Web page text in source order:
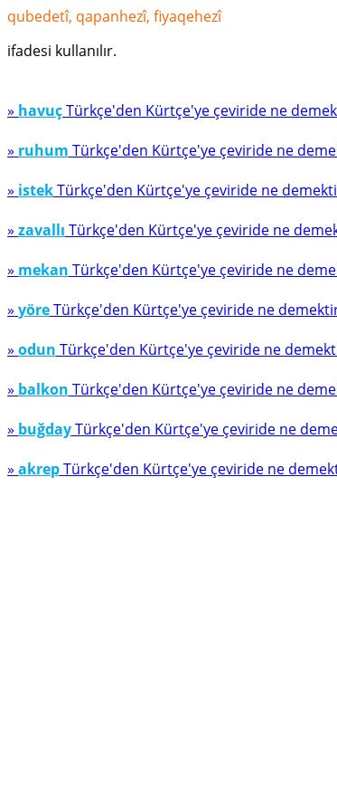
qubedetî, qapanhezî, fiyaqehezî
ifadesi kullanılır.
» havuçTürkçe'den Kürtçe'ye çeviride ne
» ruhum Türkçe'den Kürtçe'ye çeviride ne
» istekTürkçe'den Kürtçe'ye çeviride ne
» zavallı Türkçe'den Kürtçe'ye çeviride ne
» mekan Türkçe'den Kürtçe'ye çeviride ne
» yöreTürkçe'den Kürtçe'ye çeviride ne
» odun Türkçe'den Kürtçe'ye çeviride ne
» balkon Türkçe'den Kürtçe'ye çeviride ne
» buğdayTürkçe'den Kürtçe'ye çeviride ne
» akrepTürkçe'den Kürtçe'ye çeviride ne